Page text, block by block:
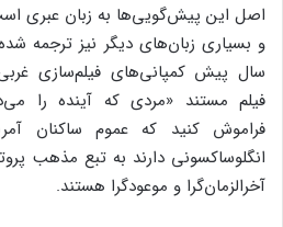
اصل این پیش‌گویی‌ها به زبان عبری
سال پیش کمپانی‌های فیلم‌سازی
فیلم مستند «مردی که آینده را
فراموش کنید که عموم ساکنان
انگلوساکسونی دارند به تبع مذهب
آخرالزمان‌گرا و موعودگرا هستند.